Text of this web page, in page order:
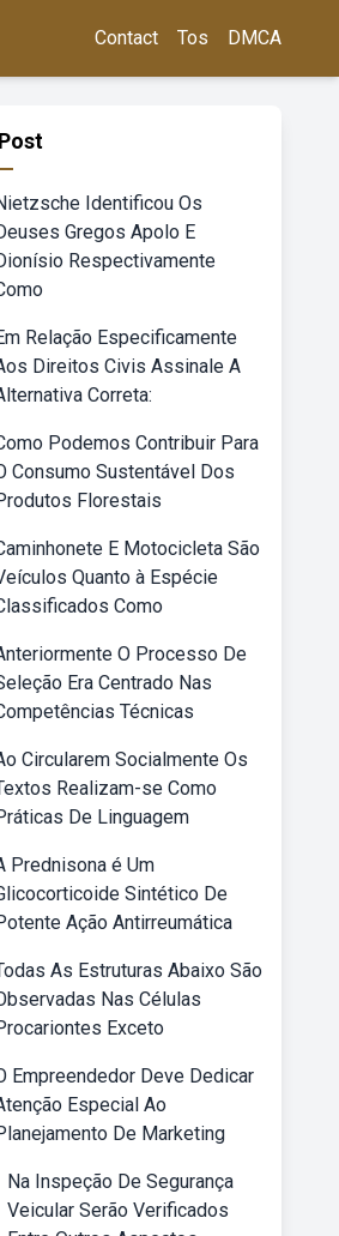
Contact Tos DMCA
Identificou Os
Gregos Apolo E
Respectivamente
Relação Especificamente
Direitos Civis Assinale A
Correta:
Podemos Contribuir Para
Consumo Sustentável Dos
Florestais
E Motocicleta São
Quanto à Espécie
Como
O Processo De
Era Centrado Nas
Técnicas
Circularem Socialmente Os
Realizam-se Como
De Linguagem
Prednisona é Um
Sintético De
Ação Antirreumática
As Estruturas Abaixo São
Nas Células
Exceto
Empreendedor Deve Dedicar
Especial Ao
De Marketing
Na Inspeção De Segurança
Veicular Serão Verificados